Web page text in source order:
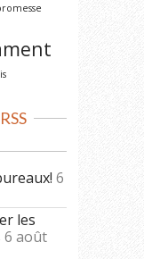
6
les
6 août